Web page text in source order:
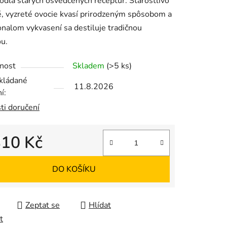
vyzreté ovocie kvasí prirodzeným spôsobom a
vykvasení sa destiluje tradičnou
Skladem (>5 ks)
11.8.2026
doručení
Kč
DO KOŠÍKU
Zeptat se
Hlídat